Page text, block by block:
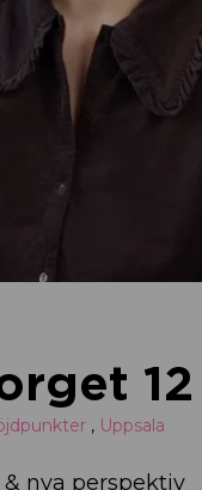
, Uppsala
nya perspektiv